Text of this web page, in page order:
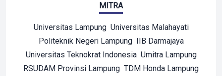
MITRA
Universitas Lampung Universitas Malahayati
Politeknik Negeri Lampung IIB Darmajaya
Universitas Teknokrat Indonesia Umitra Lampung
RSUDAM Provinsi Lampung TDM Honda Lampung